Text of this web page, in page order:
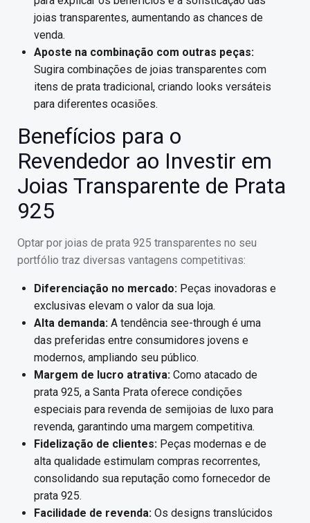
joias transparentes, aumentando as chances de
venda.
Aposte na combinação com outras peças:
Sugira combinações de joias transparentes com
itens de prata tradicional, criando looks versáteis
para diferentes ocasiões.
Benefícios para o
Revendedor ao Investir em
Joias Transparente de Prata
925
Optar por joias de prata 925 transparentes no seu
portfólio traz diversas vantagens competitivas:
Diferenciação no mercado: Peças inovadoras e
exclusivas elevam o valor da sua loja.
Alta demanda: A tendência see-through é uma
das preferidas entre consumidores jovens e
modernos, ampliando seu público.
Margem de lucro atrativa: Como atacado de
prata 925, a Santa Prata oferece condições
especiais para revenda de semijoias de luxo para
revenda, garantindo uma margem competitiva.
Fidelização de clientes: Peças modernas e de
alta qualidade estimulam compras recorrentes,
consolidando sua reputação como fornecedor de
prata 925.
Facilidade de revenda: Os designs translúcidos